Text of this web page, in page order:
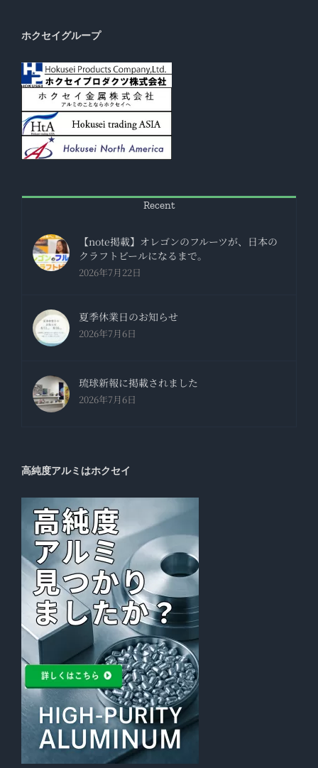
ホクセイグループ
Recent
【note掲載】オレゴンのフルーツが、日本の
クラフトビールになるまで。
2026年7月22日
夏季休業日のお知らせ
2026年7月6日
琉球新報に掲載されました
2026年7月6日
高純度アルミはホクセイ